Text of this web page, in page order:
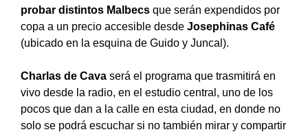
probar distintos Malbecs que serán expendidos por
copa a un precio accesible desde Josephinas Café
(ubicado en la esquina de Guido y Juncal).
Charlas de Cava será el programa que trasmitirá en
vivo desde la radio, en el estudio central, uno de los
pocos que dan a la calle en esta ciudad, en donde no
solo se podrá escuchar si no también mirar y compartir